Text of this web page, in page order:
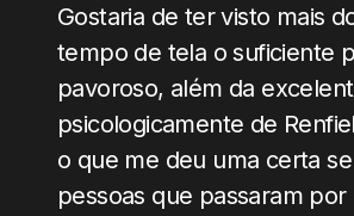
Gostaria de ter visto mais
tempo de tela o suficiente
pavoroso, além da
psicologicamente de
o que me deu uma certa
pessoas que passaram